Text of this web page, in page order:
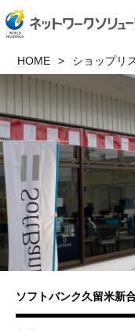
HOME ショップリ
ソフトバンク久留米新合